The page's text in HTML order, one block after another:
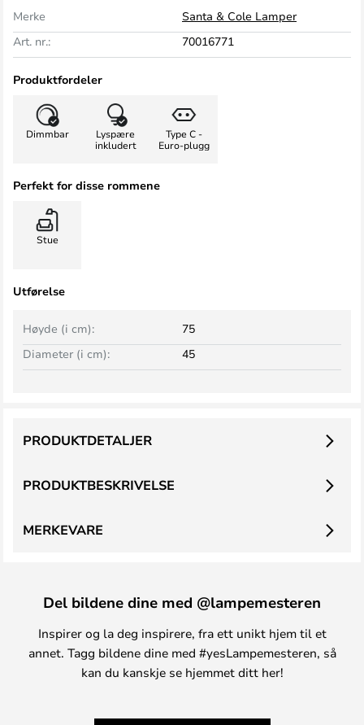
Merke
Santa & Cole Lamper
Art. nr.:
70016771
Produktfordeler
Dimmbar
Lyspære
inkludert
Type C -
Euro-plugg
Perfekt for disse rommene
Stue
Utførelse
Høyde (i cm):
75
Diameter (i cm):
45
PRODUKTBESKRIVELSE
PRODUKTDETALJER
MERKEVARE
Del bildene dine med @lampemesteren
Inspirer og la deg inspirere, fra ett unikt hjem til et
annet. Tagg bildene dine med #yesLampemesteren, så
kan du kanskje se hjemmet ditt her!